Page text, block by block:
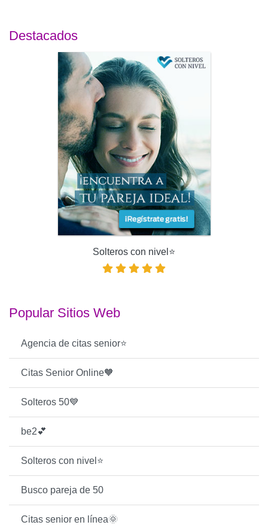
Destacados
Solteros con nivel⭐️
Popular Sitios Web
Agencia de citas senior⭐️
Citas Senior Online🧡
Solteros 50💙
be2💕
Solteros con nivel⭐️
Busco pareja de 50
Citas senior en línea🌞